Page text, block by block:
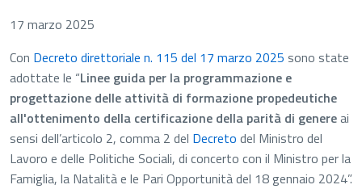
17 marzo 2025
Con Decreto direttoriale n. 115 del 17 marzo 2025 sono state
adottate le “Linee guida per la programmazione e
progettazione delle attività di formazione propedeutiche
all'ottenimento della certificazione della parità di genereai
sensi dell’articolo 2, comma 2 del Decreto del Ministro del
Lavoro e delle Politiche Sociali, di concerto con il Ministro per la
Famiglia, la Natalità e le Pari Opportunità del 18 gennaio 2024”.